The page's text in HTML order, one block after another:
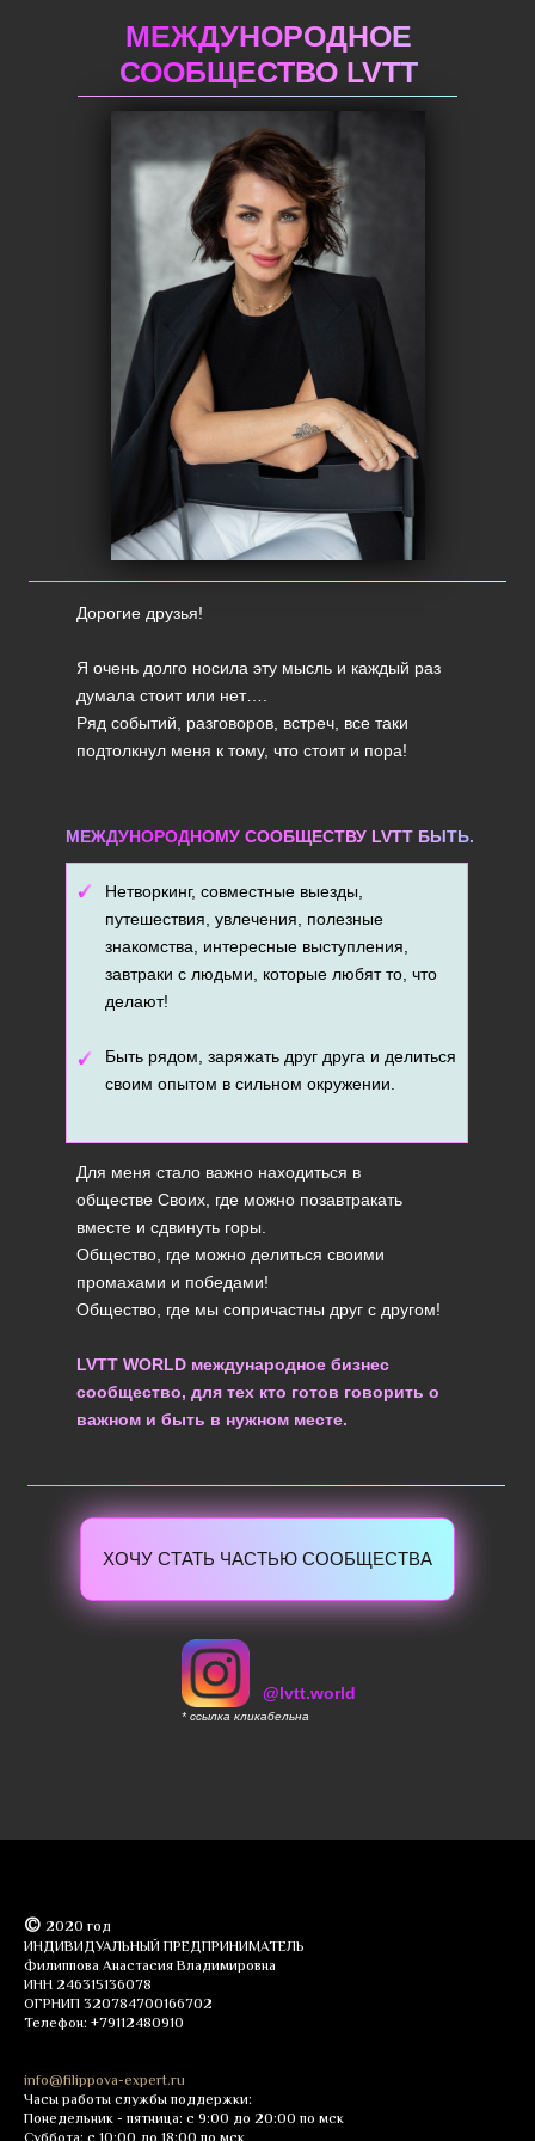
МЕЖДУНОРОДНОЕ
СООБЩЕСТВО LVTT
Дорогие друзья!
Я очень долго носила эту мысль и каждый раз
думала стоит или нет….
Ряд событий, разговоров, встреч, все таки
подтолкнул меня к тому, что стоит и пора!
ХОЧУ СТАТЬ ЧАСТЬЮ СООБЩЕСТВА
@lvtt.world
Нетворкинг, совместные выезды,
путешествия, увлечения, полезные
знакомства, интересные выступления,
завтраки с людьми, которые любят то, что
делают!
Быть рядом, заряжать друг друга и делиться
своим опытом в сильном окружении.
Для меня стало важно находиться в
обществе Своих, где можно позавтракать
вместе и сдвинуть горы.
Общество, где можно делиться своими
промахами и победами!
Общество, где мы сопричастны друг с другом!
LVTT WORLD международное бизнес
сообщество, для тех кто готов говорить о
важном и быть в нужном месте.
✓
✓
МЕЖДУНОРОДНОМУ СООБЩЕСТВУ LVTT БЫТЬ.
* ссылка кликабельна
© 2020 год
ИНДИВИДУАЛЬНЫЙ ПРЕДПРИНИМАТЕЛЬ
Филиппова Анастасия Владимировна
ИНН 246315136078
ОГРНИП 320784700166702
Телефон: +79112480910
info@filippova-expert.ru
Часы работы службы поддержки:
Понедельник - пятница: с 9:00 до 20:00 по мск